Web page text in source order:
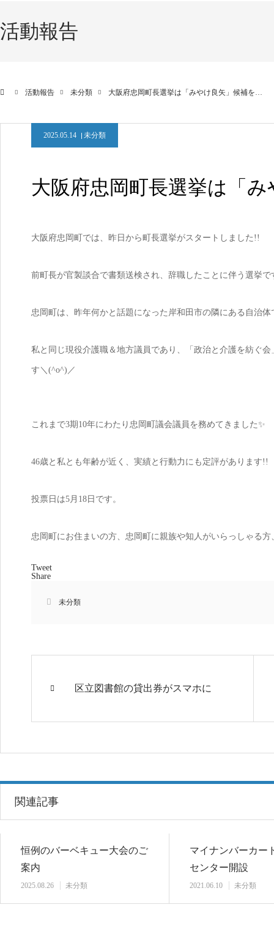
活動報告
活動報告 未分類 大阪府忠岡町長選挙は「みやけ良矢」候補を…
2025.05.14 未分類
大阪府忠岡町長選挙は「
大阪府忠岡町では、昨日から町長選挙がスタートしました!!
前町長が官製談合で書類送検され、辞職したことに伴う選挙で
忠岡町は、昨年何かと話題になった岸和田市の隣にある自治体
私と同じ現役介護職＆地方議員であり、「政治と介護を紡ぐ
す＼(^o^)／
これまで3期10年にわたり忠岡町議会議員を務めてきました✨
46歳と私とも年齢が近く、実績と行動力にも定評があります!!
投票日は5月18日です。
忠岡町にお住まいの方、忠岡町に親族や知人がいらっしゃる
Tweet
Share
未分類
区立図書館の貸出券がスマホに
関連記事
恒例のバーベキュー大会のご
案内
2025.08.26 未分類
マイナンバーカー
センター開設
2021.06.10 未分類